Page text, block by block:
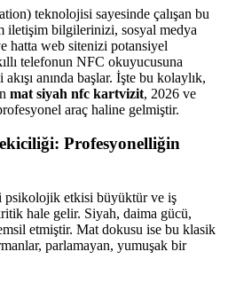
teknolojisi sayesinde çalışan bu
iletişim bilgilerinizi, sosyal medya
hatta web sitenizi potansiyel
telefonun NFC okuyucusuna
anında başlar. İşte bu kolaylık,
mat siyah nfc kartvizit, 2026 ve
araç haline gelmiştir.
Profesyonelliğin
psikolojik etkisi büyüktür ve iş
hale gelir. Siyah, daima gücü,
etmiştir. Mat dokusu ise bu klasik
parlamayan, yumuşak bir